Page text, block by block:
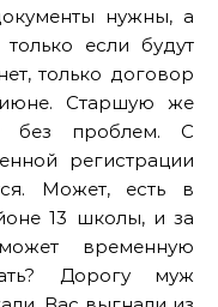
нужны, а
если будут
только договор
Старшую же
без проблем. С
регистрации
Может, есть в
13 школы, и за
временную
Дорогу муж